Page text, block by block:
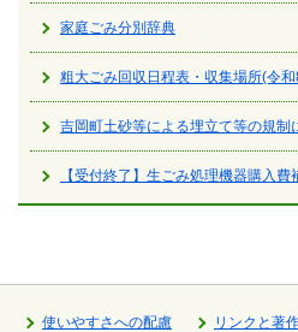
家庭ごみ分別辞典
粗大ごみ回収日程表・収集場所(令
吉岡町土砂等による埋立て等の規制
【受付終了】生ごみ処理機器購入
使いやすさへの配慮
リンクと著